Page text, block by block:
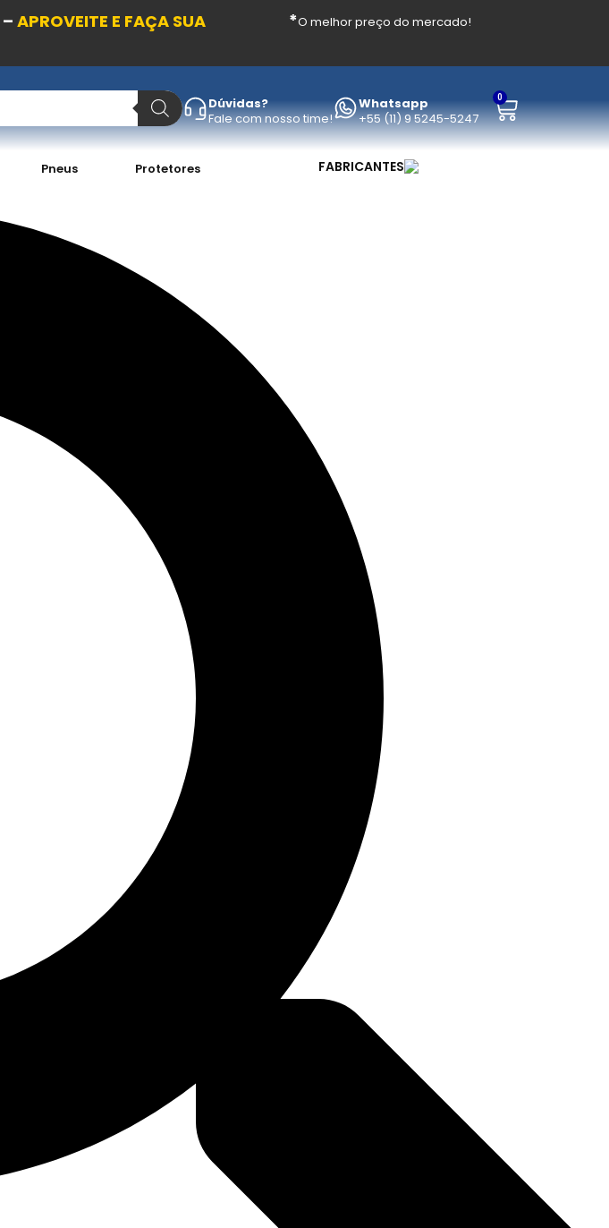
*O melhor preço do mercado!
– APROVEITE E FAÇA SUA
Dúvidas?
Fale com nosso time!
Whatsapp
+55 (11) 9 5245-5247
0
Pneus Protetores FABRICANTES